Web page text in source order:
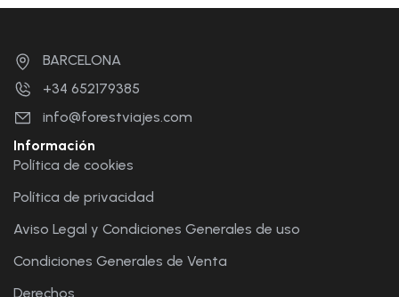
BARCELONA
+34 652179385
info@forestviajes.com
Información
Política de cookies
Política de privacidad
Aviso Legal y Condiciones Generales de uso
Condiciones Generales de Venta
Derechos